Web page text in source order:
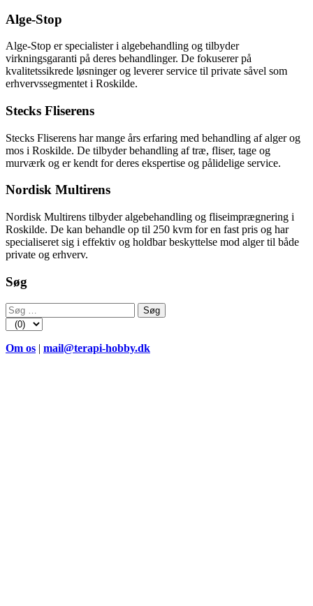
Alge-Stop
Alge-Stop er specialister i algebehandling og tilbyder
virkningsgaranti på deres behandlinger. De fokuserer på
kvalitetssikrede løsninger og leverer service til private såvel som
erhvervssegmentet i Roskilde.
Stecks Fliserens
Stecks Fliserens har mange års erfaring med behandling af alger og
mos i Roskilde. De tilbyder behandling af træ, fliser, tage og
murværk og er kendt for deres ekspertise og pålidelige service.
Nordisk Multirens
Nordisk Multirens tilbyder algebehandling og fliseimprægnering i
Roskilde. De kan behandle op til 250 kvm for en fast pris og har
specialiseret sig i effektiv og holdbar beskyttelse mod alger til både
private og erhverv.
Søg
Søg
efter:
Om os | mail@terapi-hobby.dk